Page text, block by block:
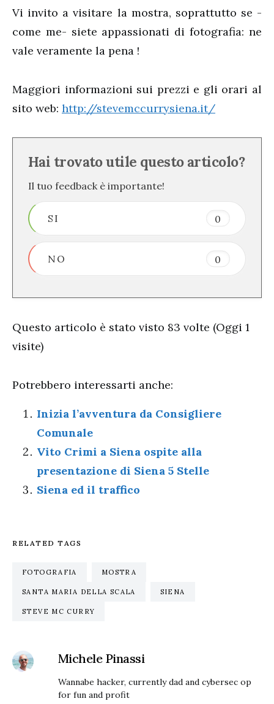
Vi invito a visitare la mostra, soprattutto se -
come me- siete appassionati di fotografia: ne
vale veramente la pena !
Maggiori informazioni sui prezzi e gli orari al
sito web: http://stevemccurrysiena.it/
Hai trovato utile questo articolo?
Il tuo feedback è importante!
SI 0
NO 0
Questo articolo è stato visto 83 volte (Oggi 1
visite)
Potrebbero interessarti anche:
Inizia l’avventura da Consigliere
Comunale
Vito Crimi a Siena ospite alla
presentazione di Siena 5 Stelle
Siena ed il traffico
RELATED TAGS
FOTOGRAFIA MOSTRA
SANTA MARIA DELLA SCALA SIENA
STEVE MC CURRY
Michele Pinassi
Wannabe hacker, currently dad and cybersec op
for fun and profit